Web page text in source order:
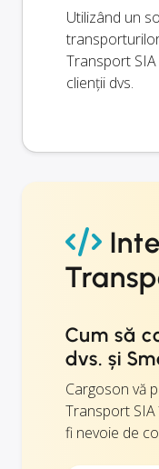
Utilizând un
Transport
clienții dvs.
Cum să
dvs. și
Cargoson vă
Transport
fi nevoie de